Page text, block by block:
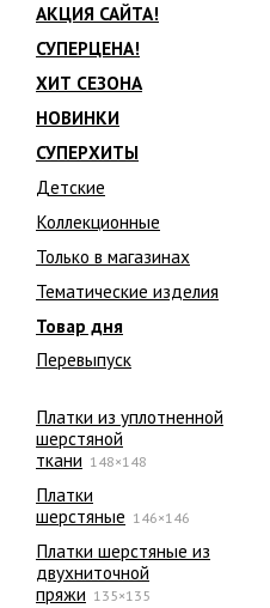
АКЦИЯ САЙТА!
СУПЕРЦЕНА!
ХИТ СЕЗОНА
НОВИНКИ
СУПЕРХИТЫ
Детские
Коллекционные
Только в магазинах
Тематические изделия
Товар дня
Перевыпуск
Платки из уплотненной
шерстяной
ткани 148×148
Платки
шерстяные 146×146
Платки шерстяные из
двухниточной
пряжи 135×135